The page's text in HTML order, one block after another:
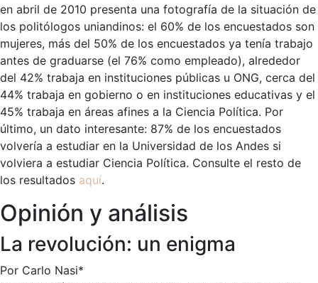
en abril de 2010 presenta una fotografía de la situación de
los politólogos uniandinos: el 60% de los encuestados son
mujeres, más del 50% de los encuestados ya tenía trabajo
antes de graduarse (el 76% como empleado), alrededor
del 42% trabaja en instituciones públicas u ONG, cerca del
44% trabaja en gobierno o en instituciones educativas y el
45% trabaja en áreas afines a la Ciencia Política. Por
último, un dato interesante: 87% de los encuestados
volvería a estudiar en la Universidad de los Andes si
volviera a estudiar Ciencia Política. Consulte el resto de
los resultados aquí.
Opinión y análisis
La revolución: un enigma
Por Carlo Nasi*